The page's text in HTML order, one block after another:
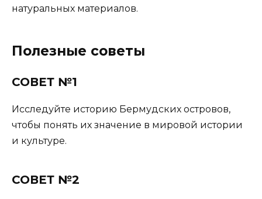
натуральных материалов.
Полезные советы
СОВЕТ №1
Исследуйте историю Бермудских островов,
чтобы понять их значение в мировой истории
и культуре.
СОВЕТ №2